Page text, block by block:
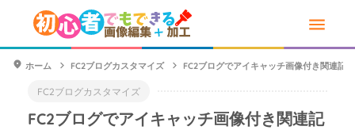
ホーム FC2ブログカスタマイズ FC2ブログでアイキャッチ画像付き関連記
FC2ブログカスタマイズ
FC2ブログでアイキャッチ画像付き関連記